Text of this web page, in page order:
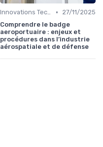
Innovations Technologiques •
27/11/2025
Comprendre le badge
aeroportuaire : enjeux et
procédures dans l’industrie
aérospatiale et de défense